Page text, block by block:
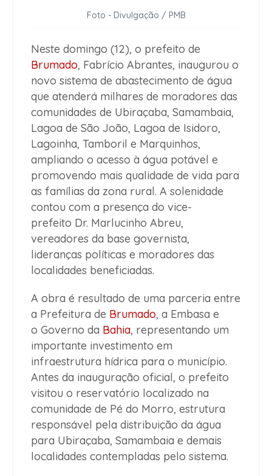
Foto - Divulgação / PMB
Neste domingo (12), o prefeito de
Brumado, Fabrício Abrantes, inaugurou o
novo sistema de abastecimento de água
que atenderá milhares de moradores das
comunidades de Ubiraçaba, Samambaia,
Lagoa de São João, Lagoa de Isidoro,
Lagoinha, Tamboril e Marquinhos,
ampliando o acesso à água potável e
promovendo mais qualidade de vida para
as famílias da zona rural. A solenidade
contou com a presença do vice-
prefeito Dr. Marlucinho Abreu,
vereadores da base governista,
lideranças políticas e moradores das
localidades beneficiadas.
A obra é resultado de uma parceria entre
a Prefeitura de Brumado, a Embasa e
o Governo da Bahia, representando um
importante investimento em
infraestrutura hídrica para o município.
Antes da inauguração oficial, o prefeito
visitou o reservatório localizado na
comunidade de Pé do Morro, estrutura
responsável pela distribuição da água
para Ubiraçaba, Samambaia e demais
localidades contempladas pelo sistema.